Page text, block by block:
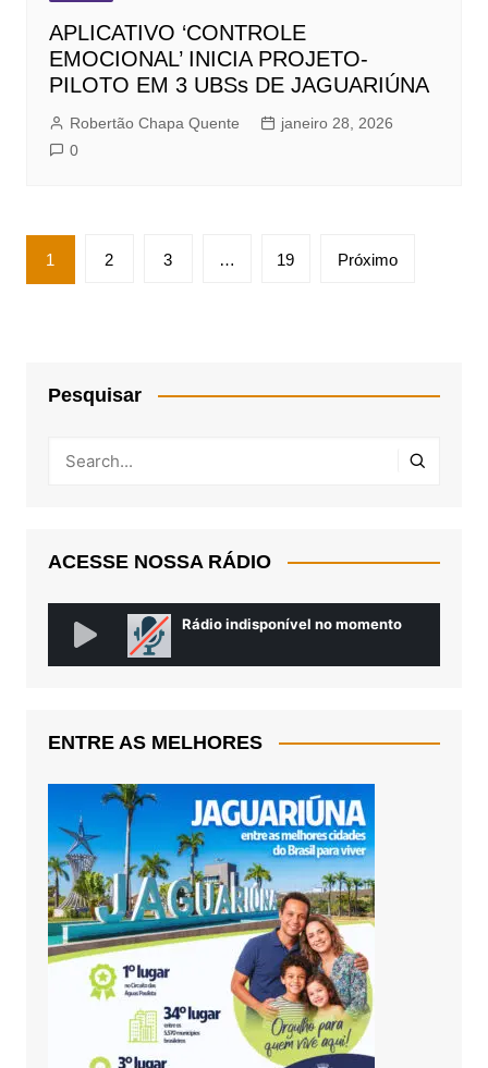
APLICATIVO ‘CONTROLE
EMOCIONAL’ INICIA PROJETO-
PILOTO EM 3 UBSs DE JAGUARIÚNA
Robertão Chapa Quente
janeiro 28, 2026
0
Paginação
de
1 2 3 … 19 Próximo
Pesquisar
ACESSE NOSSA RÁDIO
ENTRE AS MELHORES